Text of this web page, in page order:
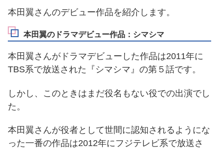
本田翼さんのデビュー作品を紹介します。
本田翼のドラマデビュー作品：シマシマ
本田翼さんがドラマデビューした作品は2011年に
TBS系で放送された『シマシマ』の第５話です。
しかし、このときはまだ役名もない役での出演でし
た。
本田翼さんが役者として世間に認知されるようにな
った一番の作品は2012年にフジテレビ系で放送さ